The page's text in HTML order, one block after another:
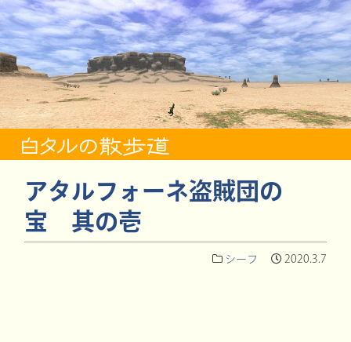
アタルフォーネ盗賊団の
宝 其の壱
シーフ 2020.3.7